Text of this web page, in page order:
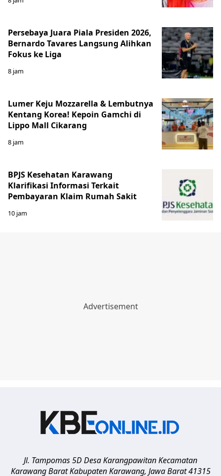
Persebaya Juara Piala Presiden 2026,
Bernardo Tavares Langsung Alihkan
Fokus ke Liga
8 jam
Lumer Keju Mozzarella & Lembutnya
Kentang Korea! Kepoin Gamchi di
Lippo Mall Cikarang
8 jam
BPJS Kesehatan Karawang
Klarifikasi Informasi Terkait
Pembayaran Klaim Rumah Sakit
10 jam
Jl. Tampomas 5D Desa Karangpawitan Kecamatan
Karawang Barat Kabupaten Karawang, Jawa Barat 41315